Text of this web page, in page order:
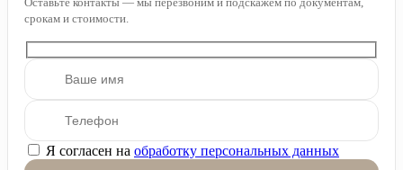
срокам и стоимости.
Оставьте это поле пустым.
Я согласен на обработку персональных данных